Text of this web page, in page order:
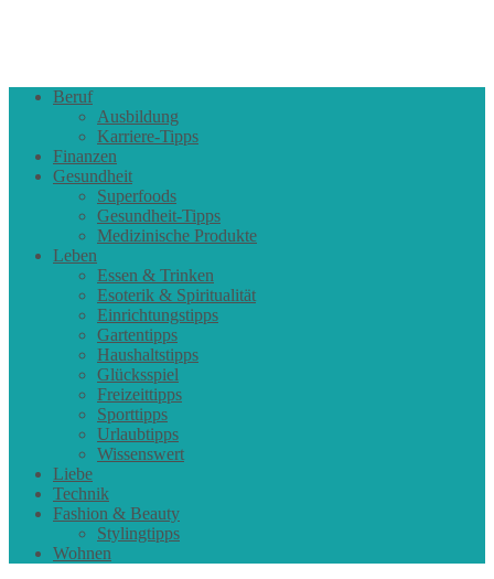
Beruf
Ausbildung
Karriere-Tipps
Finanzen
Gesundheit
Superfoods
Gesundheit-Tipps
Medizinische Produkte
Leben
Essen & Trinken
Esoterik & Spiritualität
Einrichtungstipps
Gartentipps
Haushaltstipps
Glücksspiel
Freizeittipps
Sporttipps
Urlaubtipps
Wissenswert
Liebe
Technik
Fashion & Beauty
Stylingtipps
Wohnen